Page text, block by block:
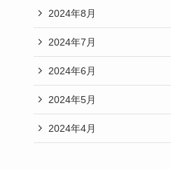
2024年8月
2024年7月
2024年6月
2024年5月
2024年4月